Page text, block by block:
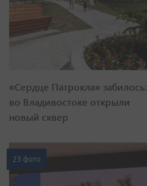
«Сердце Патрокла» забилось:
во Владивостоке открыли
новый сквер
23 фото